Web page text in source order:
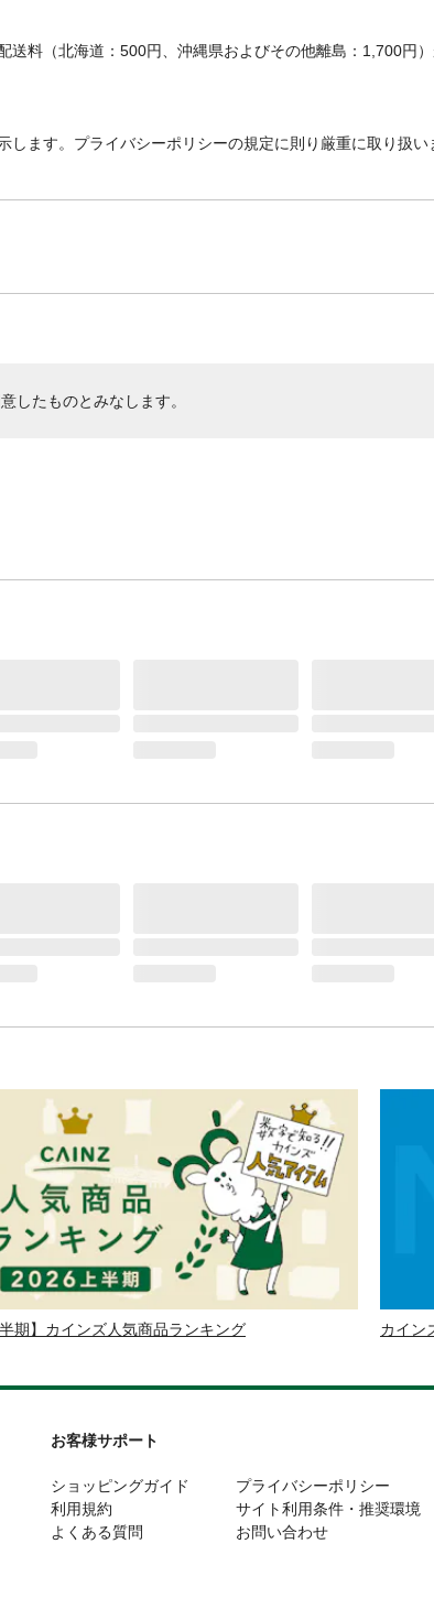
料（北海道：500円、沖縄県およびその他離島：1,700円
ます。プライバシーポリシーの規定に則り厳重に取り扱い
したものとみなします。
半期】カインズ人気商品ランキング カイン
お客様サポート
ショッピングガイド
利用規約
よくある質問
プライバシーポリシー
サイト利用条件・推奨環境
お問い合わせ